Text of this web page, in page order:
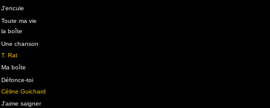
J'encule
Toute ma vie
la boîte
Une chanson
T. Rat
Ma boîte
Défonce-toi
Céline Guichard
J'aime saigner